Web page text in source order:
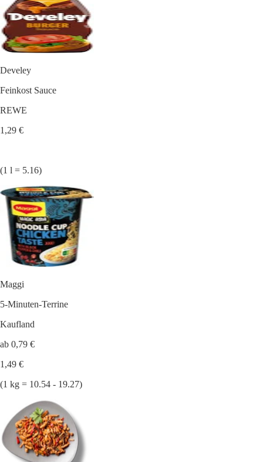
Develey
Feinkost Sauce
REWE
1,29 €
(1 l = 5.16)
Maggi
5-Minuten-Terrine
Kaufland
ab 0,79 €
1,49 €
(1 kg = 10.54 - 19.27)